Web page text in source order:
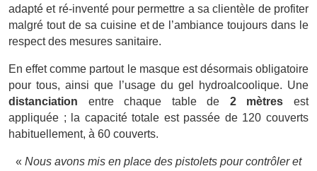
adapté et ré-inventé pour permettre a sa clientèle de profiter
malgré tout de sa cuisine et de l’ambiance toujours dans le
respect des mesures sanitaire.
En effet comme partout le masque est désormais obligatoire
pour tous, ainsi que l’usage du gel hydroalcoolique. Une
distanciation entre chaque table de 2 mètres est
appliquée ; la capacité totale est passée de 120 couverts
habituellement, à 60 couverts.
« Nous avons mis en place des pistolets pour contrôler et